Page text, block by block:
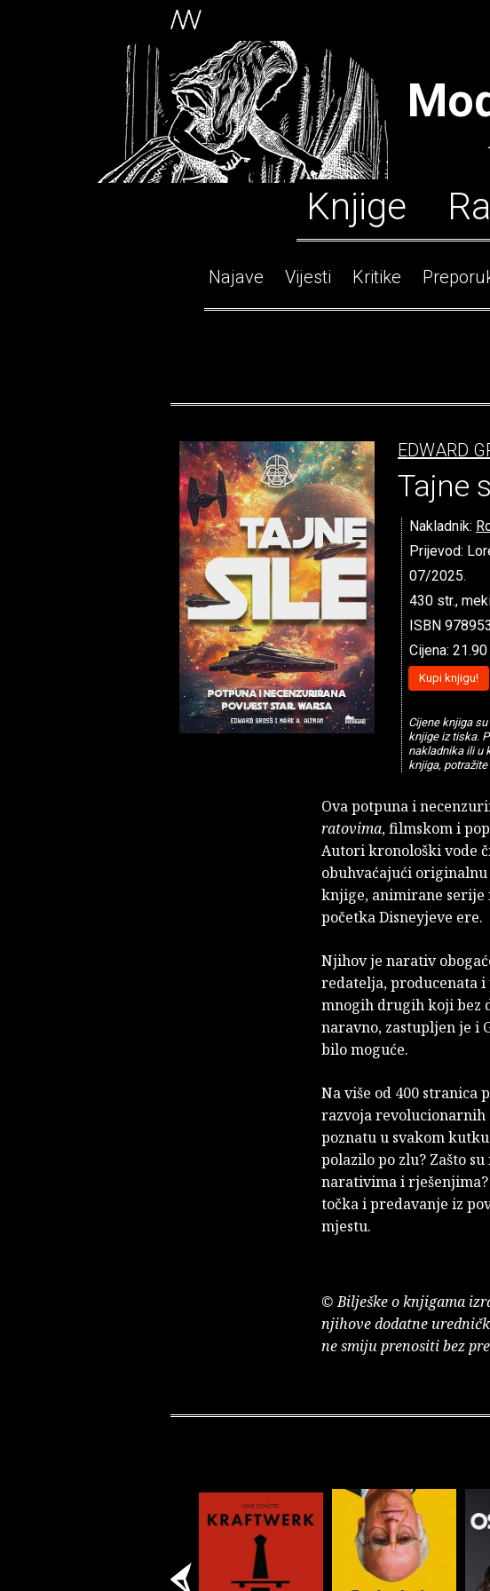
Knjige
Najave Vijesti Kritike
EDWARD
Tajne
Nakladnik:
Prijevod:
07/2025.
430 str.,
ISBN
Cijena:
Kupi knjigu!
Cijene knjiga
knjige iz tiska.
nakladnika ili u
knjiga,
Ova potpuna i
ratovima, filmskom i
Autori kronološki vode
obuhvaćajući
knjige, animirane
početka Disneyjeve ere.
Njihov je narativ
redatelja, producenata
mnogih drugih koji bez
naravno, zastupljen je i
bilo moguće.
Na više od 400 stranica
razvoja
poznatu u svakom
polazilo po zlu? Zašto
narativima i
točka i predavanje iz
mjestu.
© Bilješke o knjigama
njihove dodatne
ne smiju prenositi bez